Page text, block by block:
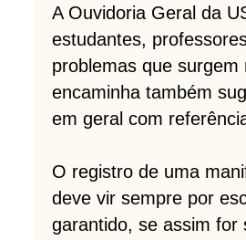
A Ouvidoria Geral da
estudantes,
problemas que
encaminha também
em geral com
O registro de uma
deve vir sempre por
garantido, se assim for